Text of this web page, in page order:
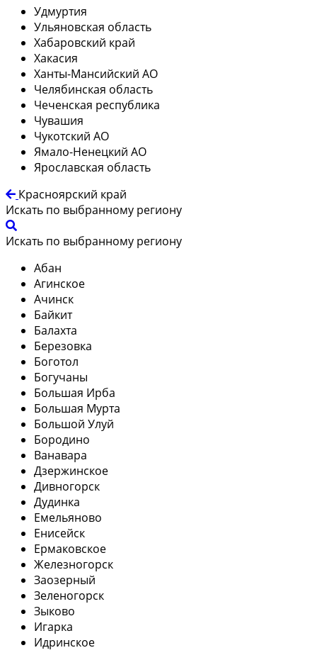
Удмуртия
Ульяновская область
Хабаровский край
Хакасия
Ханты-Мансийский АО
Челябинская область
Чеченская республика
Чувашия
Чукотский АО
Ямало-Ненецкий АО
Ярославская область
Красноярский край
Искать по выбранному региону
Искать по выбранному региону
Абан
Агинское
Ачинск
Байкит
Балахта
Березовка
Боготол
Богучаны
Большая Ирба
Большая Мурта
Большой Улуй
Бородино
Ванавара
Дзержинское
Дивногорск
Дудинка
Емельяново
Енисейск
Ермаковское
Железногорск
Заозерный
Зеленогорск
Зыково
Игарка
Идринское